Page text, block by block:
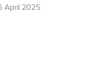
April 2025